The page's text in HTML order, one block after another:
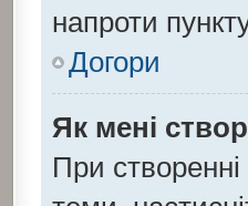
напроти
Догори
Як мені
При